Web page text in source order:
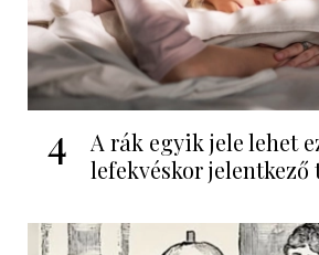
4
A rák egyik jele lehet
lefekvéskor jelentkező